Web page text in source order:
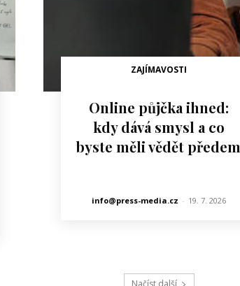
ZAJÍMAVOSTI
Online půjčka ihned:
kdy dává smysl a co
byste měli vědět předem
info@press-media.cz - 19. 7. 2026
Načíst další